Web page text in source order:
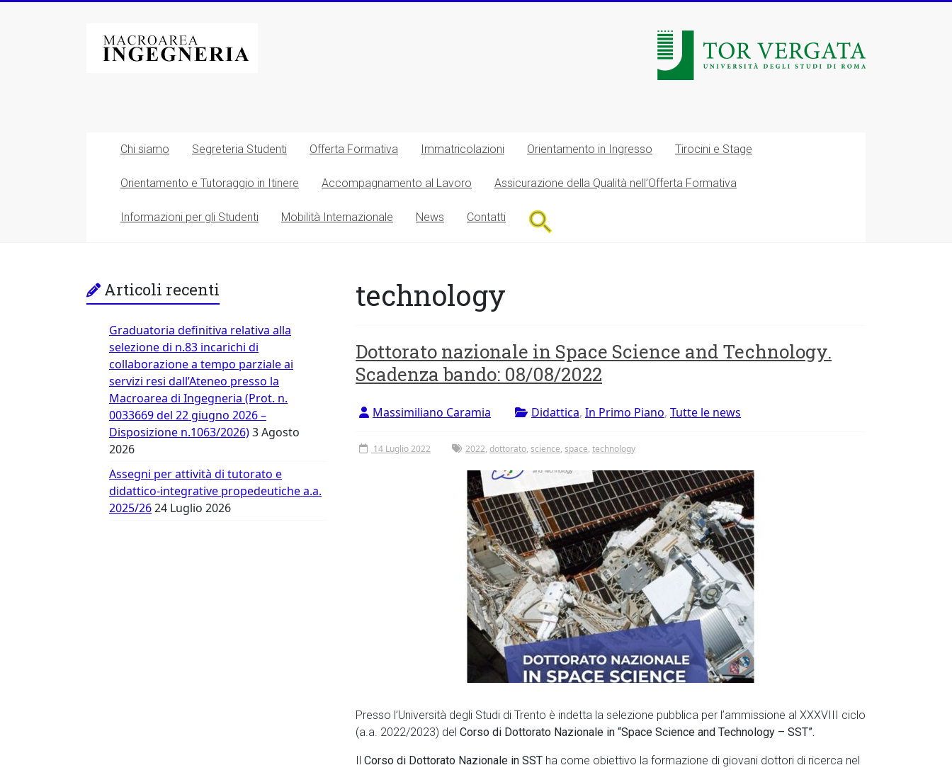
Macroarea
di
Università
degli
Studi
Tor
Vergata
Chi siamo Segreteria Studenti Offerta Formativa Immatricolazioni Orientamento in Ingresso Tirocini e Stage
Orientamento e Tutoraggio in Itinere Accompagnamento al Lavoro Assicurazione della Qualità nell’Offerta Formativa
Informazioni per gli Studenti Mobilità Internazionale News Contatti
technology
Dottorato nazionale in Space Science and Technology.
Scadenza bando: 08/08/2022
Massimiliano Caramia Didattica, In Primo Piano, Tutte le news
14 Luglio 2022 2022, dottorato, science, space, technology
Presso l’Università degli Studi di Trento è indetta la selezione pubblica per l’ammissione al XXXVIII ciclo
(a.a. 2022/2023) del Corso di Dottorato Nazionale in “Space Science and Technology – SST”.
Il Corso di Dottorato Nazionale in SST ha come obiettivo la formazione di giovani dottori di ricerca nel
Articoli recenti
Graduatoria definitiva relativa alla
selezione di n.83 incarichi di
collaborazione a tempo parziale ai
servizi resi dall’Ateneo presso la
Macroarea di Ingegneria (Prot. n.
0033669 del 22 giugno 2026 –
Disposizione n.1063/2026)3 Agosto
2026
Assegni per attività di tutorato e
didattico-integrative propedeutiche a.a.
2025/2624 Luglio 2026